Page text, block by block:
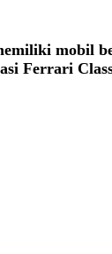
mobil
Ferrari